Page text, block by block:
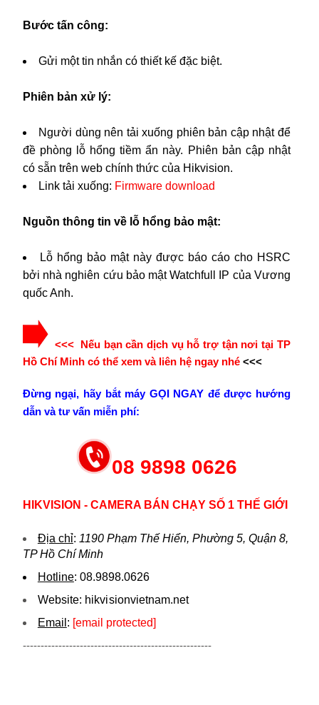
Bước tấn công:
Gửi một tin nhắn có thiết kế đặc biệt.
Phiên bản xử lý:
Người dùng nên tải xuống phiên bản cập nhật để
đề phòng lỗ hổng tiềm ẩn này. Phiên bản cập nhật
có sẵn trên web chính thức của Hikvision.
Link tải xuống: Firmware download
Nguồn thông tin về lỗ hổng bảo mật:
Lỗ hổng bảo mật này được báo cáo cho HSRC
bởi nhà nghiên cứu bảo mật Watchfull IP của Vương
quốc Anh.
<<< Nếu bạn cần dịch vụ hỗ trợ tận nơi tại TP
Hồ Chí Minh có thể xem và liên hệ ngay nhé<<<
Đừng ngại, hãy bắt máy GỌI NGAY để được hướng
dẫn và tư vấn miễn phí:
08 9898 0626
HIKVISION - CAMERA BÁN CHẠY SỐ 1 THẾ GIỚI
Địa chỉ: 1190 Phạm Thế Hiển, Phường 5, Quận 8,
TP Hồ Chí Minh
Hotline: 08.9898.0626
Website: hikvi sionvietnam.net
Email : [email protected]
-----------------------------------------------------